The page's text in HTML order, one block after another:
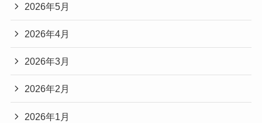
2026年5月
2026年4月
2026年3月
2026年2月
2026年1月